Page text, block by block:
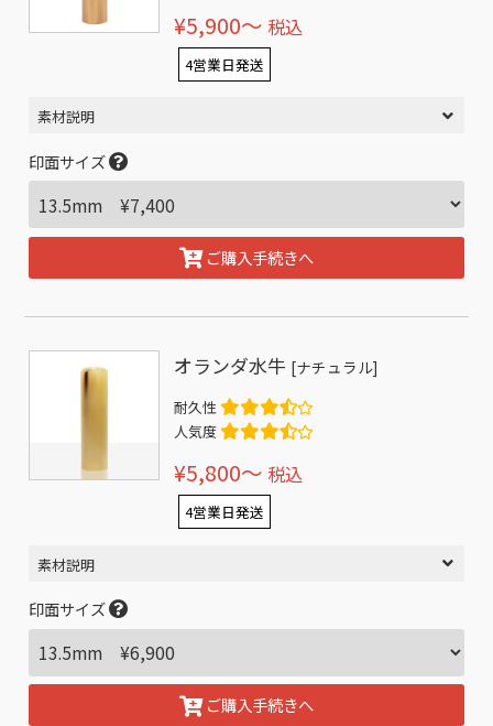
¥5,900〜 税込
4営業日発送
素材説明
印面サイズ
ご購入手続きへ
オランダ水牛 [ナチュラル]
耐久性
人気度
¥5,800〜 税込
4営業日発送
素材説明
印面サイズ
ご購入手続きへ